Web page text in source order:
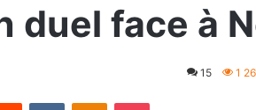
duel face à
15 1
Reddit VKontakteOdnoklassniki
Pocket